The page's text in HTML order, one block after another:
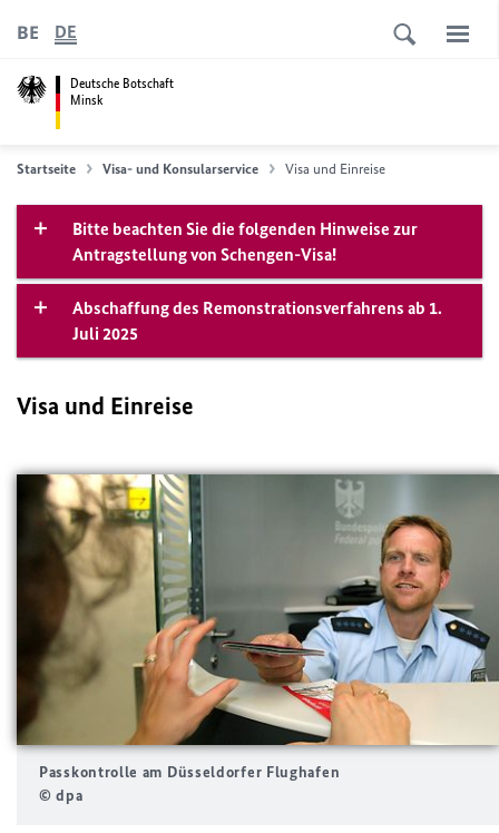
Deutsche Botschaft
Minsk
BE DE
Startseite Visa- und Konsularservice Visa und Einreise
Bitte beachten Sie die folgenden Hinweise zur
Antragstellung von Schengen-Visa!
Abschaffung des Remonstrationsverfahrens ab 1.
Juli 2025
Visa und Einreise
Passkontrolle am Düsseldorfer Flughafen
© dpa